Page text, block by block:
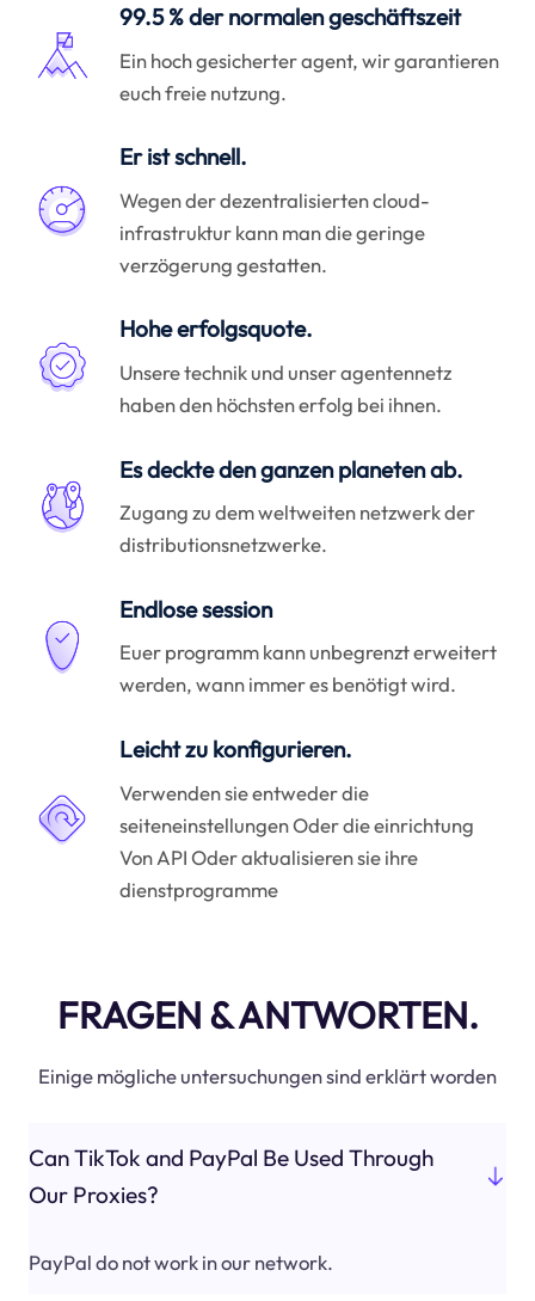
99.5 % der normalen geschäftszeit
Ein hoch gesicherter agent, wir garantieren
euch freie nutzung.
Er ist schnell.
Wegen der dezentralisierten cloud-
infrastruktur kann man die geringe
verzögerung gestatten.
Hohe erfolgsquote.
Unsere technik und unser agentennetz
haben den höchsten erfolg bei ihnen.
Es deckte den ganzen planeten ab.
Zugang zu dem weltweiten netzwerk der
distributionsnetzwerke.
Endlose session
Euer programm kann unbegrenzt erweitert
werden, wann immer es benötigt wird.
Leicht zu konfigurieren.
Verwenden sie entweder die
seiteneinstellungen Oder die einrichtung
Von API Oder aktualisieren sie ihre
dienstprogramme
FRAGEN & ANTWORTEN.
Einige mögliche untersuchungen sind erklärt worden
Can TikTok and PayPal Be Used Through
Our Proxies?
PayPal do not work in our network.